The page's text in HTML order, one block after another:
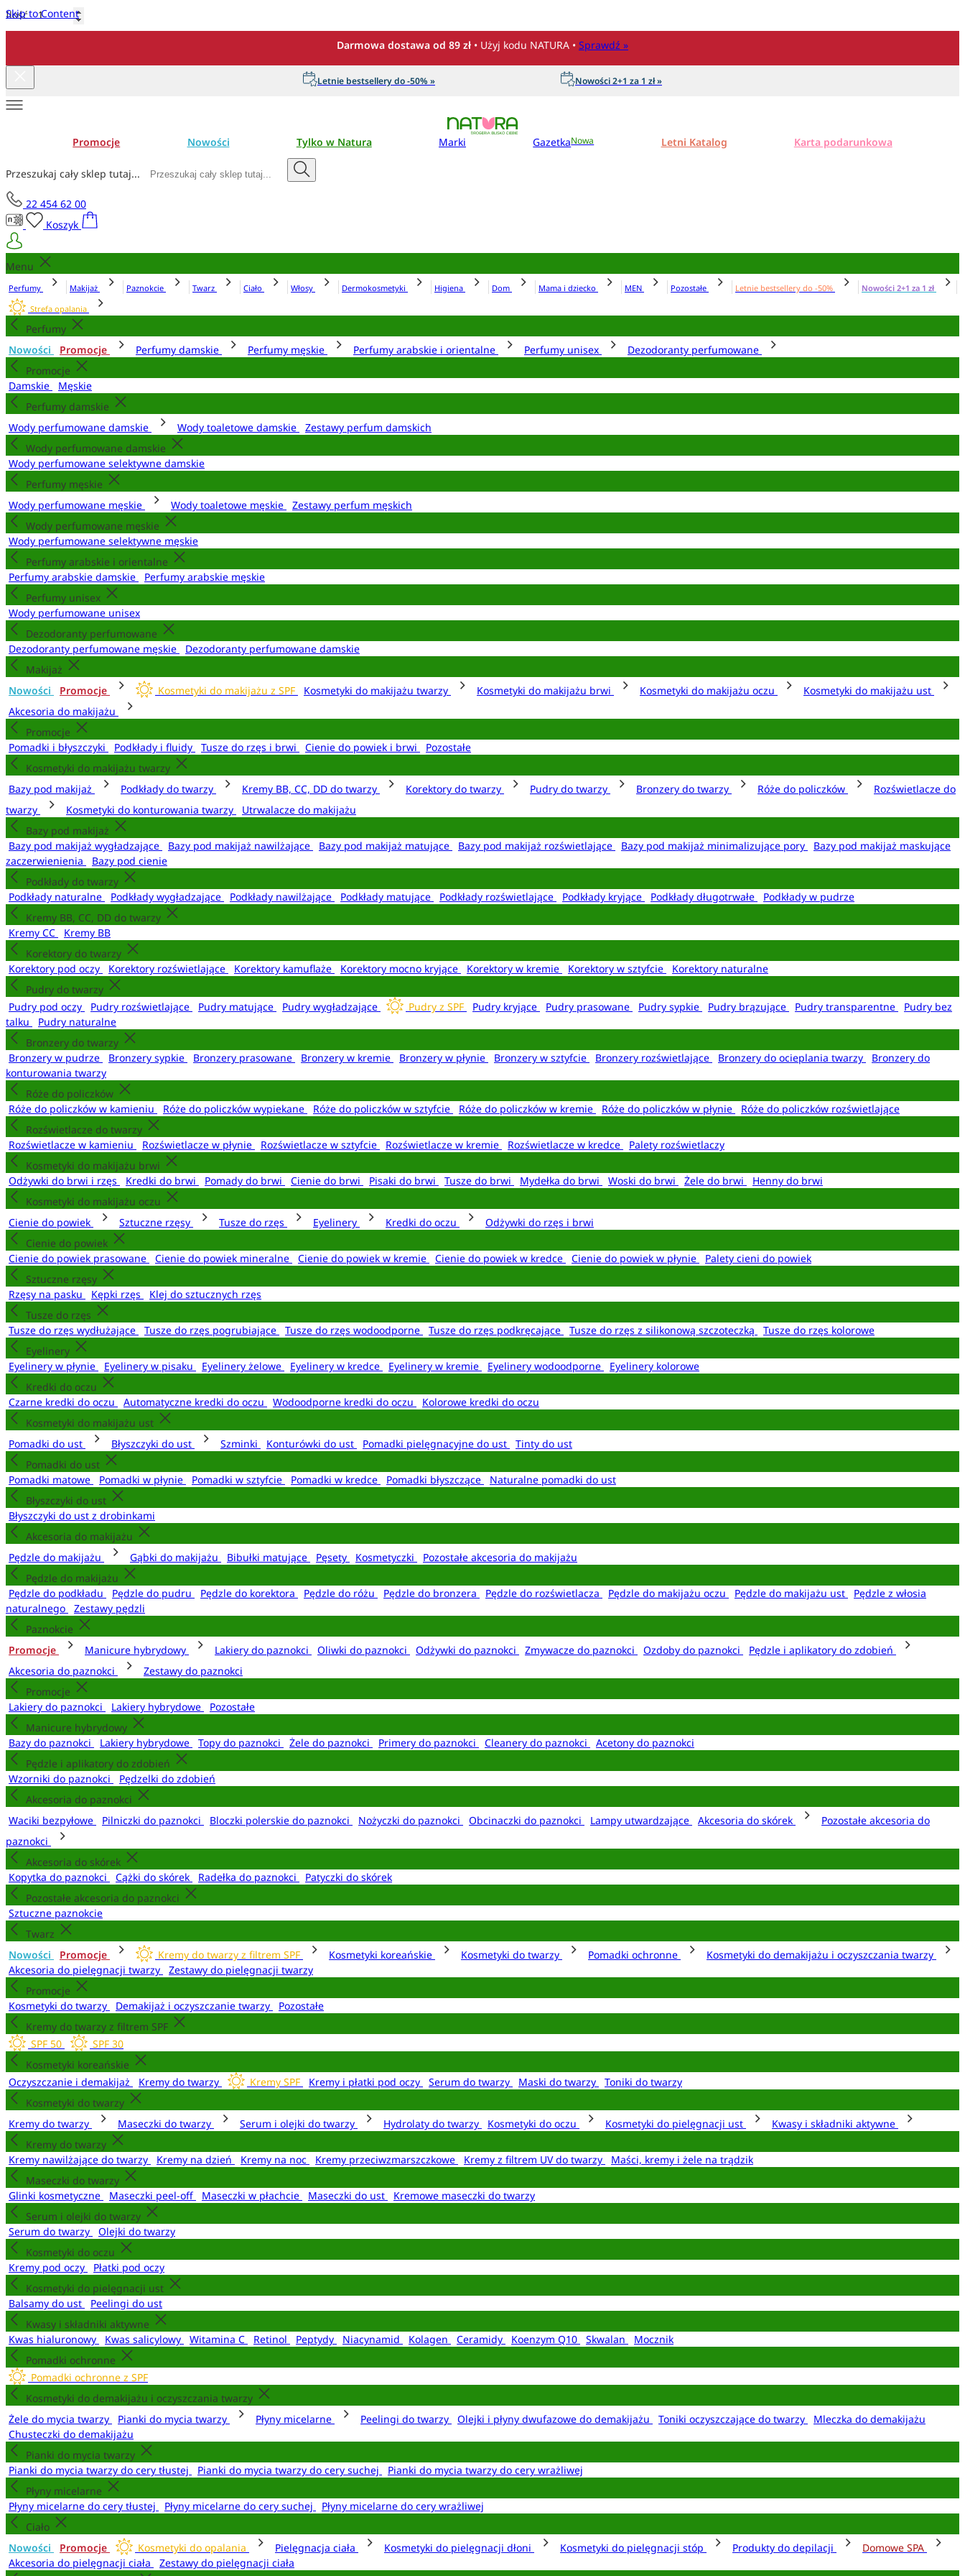
Skip to Content
Darmowa dostawa od 89 zł • Użyj kodu NATURA • Sprawdź »
Letnie bestsellery do -50% » Nowości 2+1 za 1 zł »
Promocje Nowości Tylko w Natura Marki GazetkaNowa Letni Katalog Karta podarunkowa
Przeszukaj cały sklep tutaj...
22 454 62 00
Koszyk
Menu
Perfumy Makijaż Paznokcie Twarz Ciało Włosy Dermokosmetyki Higiena Dom Mama i dziecko MEN Pozostałe Letnie bestsellery do -50%
Nowości 2+1 za 1 zł
Strefa opalania
Perfumy
Nowości
Promocje Perfumy damskie Perfumy męskie Perfumy arabskie i orientalne Perfumy unisex
Dezodoranty perfumowane
Promocje
Damskie
Męskie
Perfumy damskie
Wody perfumowane damskie
Wody toaletowe damskie
Zestawy perfum damskich
Wody perfumowane damskie
Wody perfumowane selektywne damskie
Perfumy męskie
Wody perfumowane męskie
Wody toaletowe męskie
Zestawy perfum męskich
Wody perfumowane męskie
Wody perfumowane selektywne męskie
Perfumy arabskie i orientalne
Perfumy arabskie damskie
Perfumy arabskie męskie
Perfumy unisex
Wody perfumowane unisex
Dezodoranty perfumowane
Dezodoranty perfumowane męskie
Dezodoranty perfumowane damskie
Makijaż
Nowości
Promocje Kosmetyki do makijażu z SPF Kosmetyki do makijażu twarzy Kosmetyki do makijażu brwi Kosmetyki do makijażu oczu
Kosmetyki do makijażu ust
Akcesoria do makijażu
Promocje
Pomadki i błyszczyki
Podkłady i fluidy Tusze do rzęs i brwi Cienie do powiek i brwi
Pozostałe
Kosmetyki do makijażu twarzy
Bazy pod makijaż
Podkłady do twarzy Kremy BB, CC, DD do twarzy Korektory do twarzy Pudry do twarzy Bronzery do twarzy Róże do policzków
Rozświetlacze do
twarzy
Kosmetyki do konturowania twarzy
Utrwalacze do makijażu
Bazy pod makijaż
Bazy pod makijaż wygładzające
Bazy pod makijaż nawilżające Bazy pod makijaż matujące Bazy pod makijaż rozświetlające Bazy pod makijaż minimalizujące pory
Bazy pod makijaż maskujące
zaczerwienienia
Bazy pod cienie
Podkłady do twarzy
Podkłady naturalne
Podkłady wygładzające Podkłady nawilżające Podkłady matujące Podkłady rozświetlające Podkłady kryjące Podkłady długotrwałe
Podkłady w pudrze
Kremy BB, CC, DD do twarzy
Kremy CC
Kremy BB
Korektory do twarzy
Korektory pod oczy
Korektory rozświetlające Korektory kamuflaże Korektory mocno kryjące Korektory w kremie Korektory w sztyfcie
Korektory naturalne
Pudry do twarzy
Pudry pod oczy
Pudry rozświetlające Pudry matujące Pudry wygładzające Pudry z SPF Pudry kryjące Pudry prasowane Pudry sypkie Pudry brązujące Pudry transparentne
Pudry bez
talku
Pudry naturalne
Bronzery do twarzy
Bronzery w pudrze
Bronzery sypkie Bronzery prasowane Bronzery w kremie Bronzery w płynie Bronzery w sztyfcie Bronzery rozświetlające Bronzery do ocieplania twarzy
Bronzery do
konturowania twarzy
Róże do policzków
Róże do policzków w kamieniu
Róże do policzków wypiekane Róże do policzków w sztyfcie Róże do policzków w kremie Róże do policzków w płynie
Róże do policzków rozświetlające
Rozświetlacze do twarzy
Rozświetlacze w kamieniu
Rozświetlacze w płynie Rozświetlacze w sztyfcie Rozświetlacze w kremie Rozświetlacze w kredce
Palety rozświetlaczy
Kosmetyki do makijażu brwi
Odżywki do brwi i rzęs
Kredki do brwi Pomady do brwi Cienie do brwi Pisaki do brwi Tusze do brwi Mydełka do brwi Woski do brwi Żele do brwi
Henny do brwi
Kosmetyki do makijażu oczu
Cienie do powiek
Sztuczne rzęsy Tusze do rzęs Eyelinery Kredki do oczu
Odżywki do rzęs i brwi
Cienie do powiek
Cienie do powiek prasowane
Cienie do powiek mineralne Cienie do powiek w kremie Cienie do powiek w kredce Cienie do powiek w płynie
Palety cieni do powiek
Sztuczne rzęsy
Rzęsy na pasku
Kępki rzęs
Klej do sztucznych rzęs
Tusze do rzęs
Tusze do rzęs wydłużające
Tusze do rzęs pogrubiające Tusze do rzęs wodoodporne Tusze do rzęs podkręcające Tusze do rzęs z silikonową szczoteczką
Tusze do rzęs kolorowe
Eyelinery
Eyelinery w płynie
Eyelinery w pisaku Eyelinery żelowe Eyelinery w kredce Eyelinery w kremie Eyelinery wodoodporne
Eyelinery kolorowe
Kredki do oczu
Czarne kredki do oczu
Automatyczne kredki do oczu Wodoodporne kredki do oczu
Kolorowe kredki do oczu
Kosmetyki do makijażu ust
Pomadki do ust
Błyszczyki do ust Szminki Konturówki do ust Pomadki pielęgnacyjne do ust
Tinty do ust
Pomadki do ust
Pomadki matowe
Pomadki w płynie Pomadki w sztyfcie Pomadki w kredce Pomadki błyszczące
Naturalne pomadki do ust
Błyszczyki do ust
Błyszczyki do ust z drobinkami
Akcesoria do makijażu
Pędzle do makijażu
Gąbki do makijażu Bibułki matujące Pęsety Kosmetyczki
Pozostałe akcesoria do makijażu
Pędzle do makijażu
Pędzle do podkładu
Pędzle do pudru Pędzle do korektora Pędzle do różu Pędzle do bronzera Pędzle do rozświetlacza Pędzle do makijażu oczu Pędzle do makijażu ust
Pędzle z włosia
naturalnego
Zestawy pędzli
Paznokcie
Promocje
Manicure hybrydowy Lakiery do paznokci Oliwki do paznokci Odżywki do paznokci Zmywacze do paznokci Ozdoby do paznokci
Pędzle i aplikatory do zdobień
Akcesoria do paznokci
Zestawy do paznokci
Promocje
Lakiery do paznokci
Lakiery hybrydowe
Pozostałe
Manicure hybrydowy
Bazy do paznokci
Lakiery hybrydowe Topy do paznokci Żele do paznokci Primery do paznokci Cleanery do paznokci
Acetony do paznokci
Pędzle i aplikatory do zdobień
Wzorniki do paznokci
Pędzelki do zdobień
Akcesoria do paznokci
Waciki bezpyłowe
Pilniczki do paznokci Bloczki polerskie do paznokci Nożyczki do paznokci Obcinaczki do paznokci Lampy utwardzające Akcesoria do skórek
Pozostałe akcesoria do
paznokci
Akcesoria do skórek
Kopytka do paznokci
Cążki do skórek Radełka do paznokci
Patyczki do skórek
Pozostałe akcesoria do paznokci
Sztuczne paznokcie
Twarz
Nowości
Promocje Kremy do twarzy z filtrem SPF Kosmetyki koreańskie Kosmetyki do twarzy Pomadki ochronne
Kosmetyki do demakijażu i oczyszczania twarzy
Akcesoria do pielęgnacji twarzy
Zestawy do pielęgnacji twarzy
Promocje
Kosmetyki do twarzy
Demakijaż i oczyszczanie twarzy
Pozostałe
Kremy do twarzy z filtrem SPF
SPF 50
SPF 30
Kosmetyki koreańskie
Oczyszczanie i demakijaż
Kremy do twarzy Kremy SPF Kremy i płatki pod oczy Serum do twarzy Maski do twarzy
Toniki do twarzy
Kosmetyki do twarzy
Kremy do twarzy
Maseczki do twarzy Serum i olejki do twarzy Hydrolaty do twarzy Kosmetyki do oczu Kosmetyki do pielęgnacji ust
Kwasy i składniki aktywne
Kremy do twarzy
Kremy nawilżające do twarzy
Kremy na dzień Kremy na noc Kremy przeciwzmarszczkowe Kremy z filtrem UV do twarzy
Maści, kremy i żele na trądzik
Maseczki do twarzy
Glinki kosmetyczne
Maseczki peel-off Maseczki w płachcie Maseczki do ust
Kremowe maseczki do twarzy
Serum i olejki do twarzy
Serum do twarzy
Olejki do twarzy
Kosmetyki do oczu
Kremy pod oczy
Płatki pod oczy
Kosmetyki do pielęgnacji ust
Balsamy do ust
Peelingi do ust
Kwasy i składniki aktywne
Kwas hialuronowy
Kwas salicylowy Witamina C Retinol Peptydy Niacynamid Kolagen Ceramidy Koenzym Q10 Skwalan
Mocznik
Pomadki ochronne
Pomadki ochronne z SPF
Kosmetyki do demakijażu i oczyszczania twarzy
Żele do mycia twarzy
Pianki do mycia twarzy Płyny micelarne Peelingi do twarzy Olejki i płyny dwufazowe do demakijażu Toniki oczyszczające do twarzy
Mleczka do demakijażu
Chusteczki do demakijażu
Pianki do mycia twarzy
Pianki do mycia twarzy do cery tłustej
Pianki do mycia twarzy do cery suchej
Pianki do mycia twarzy do cery wrażliwej
Płyny micelarne
Płyny micelarne do cery tłustej
Płyny micelarne do cery suchej
Płyny micelarne do cery wrażliwej
Ciało
Nowości
Promocje Kosmetyki do opalania Pielęgnacja ciała Kosmetyki do pielęgnacji dłoni Kosmetyki do pielęgnacji stóp Produkty do depilacji
Domowe SPA
Akcesoria do pielęgnacji ciała
Zestawy do pielęgnacji ciała
Ilość